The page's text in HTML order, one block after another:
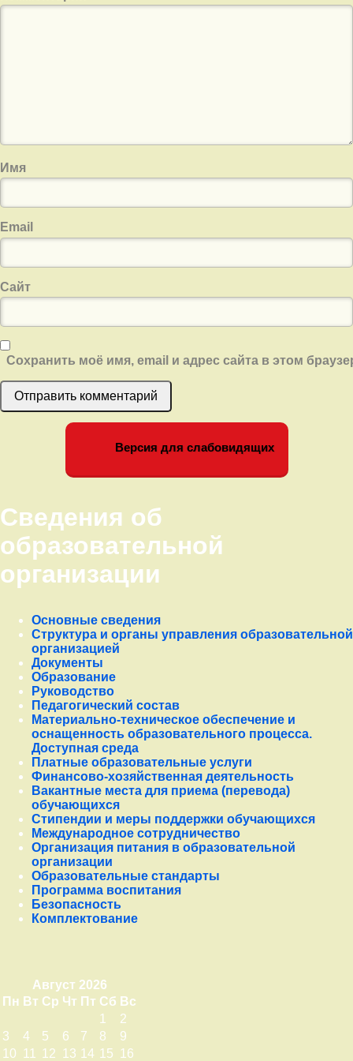
Имя
Email
Сайт
Сохранить моё имя, email и адрес сайта в этом
Левый сайдбар
Версия для слабовидящих
Сведения об
образовательной
организации
Основные сведения
Структура и органы управления образовательной
организацией
Документы
Образование
Руководство
Педагогический состав
Материально-техническое обеспечение и
оснащенность образовательного процесса.
Доступная среда
Платные образовательные услуги
Финансово-хозяйственная деятельность
Вакантные места для приема (перевода)
обучающихся
Стипендии и меры поддержки обучающихся
Международное сотрудничество
Организация питания в образовательной
организации
Образовательные стандарты
Программа воспитания
Безопасность
Комплектование
Август 2026
Пн Вт Ср Чт Пт Сб Вс
1
2
3
4 5 6 7 8
9
10
11 12 13 14 15 16